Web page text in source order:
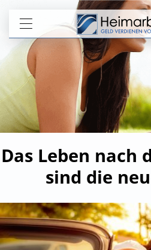
Das Leben nach
sind die